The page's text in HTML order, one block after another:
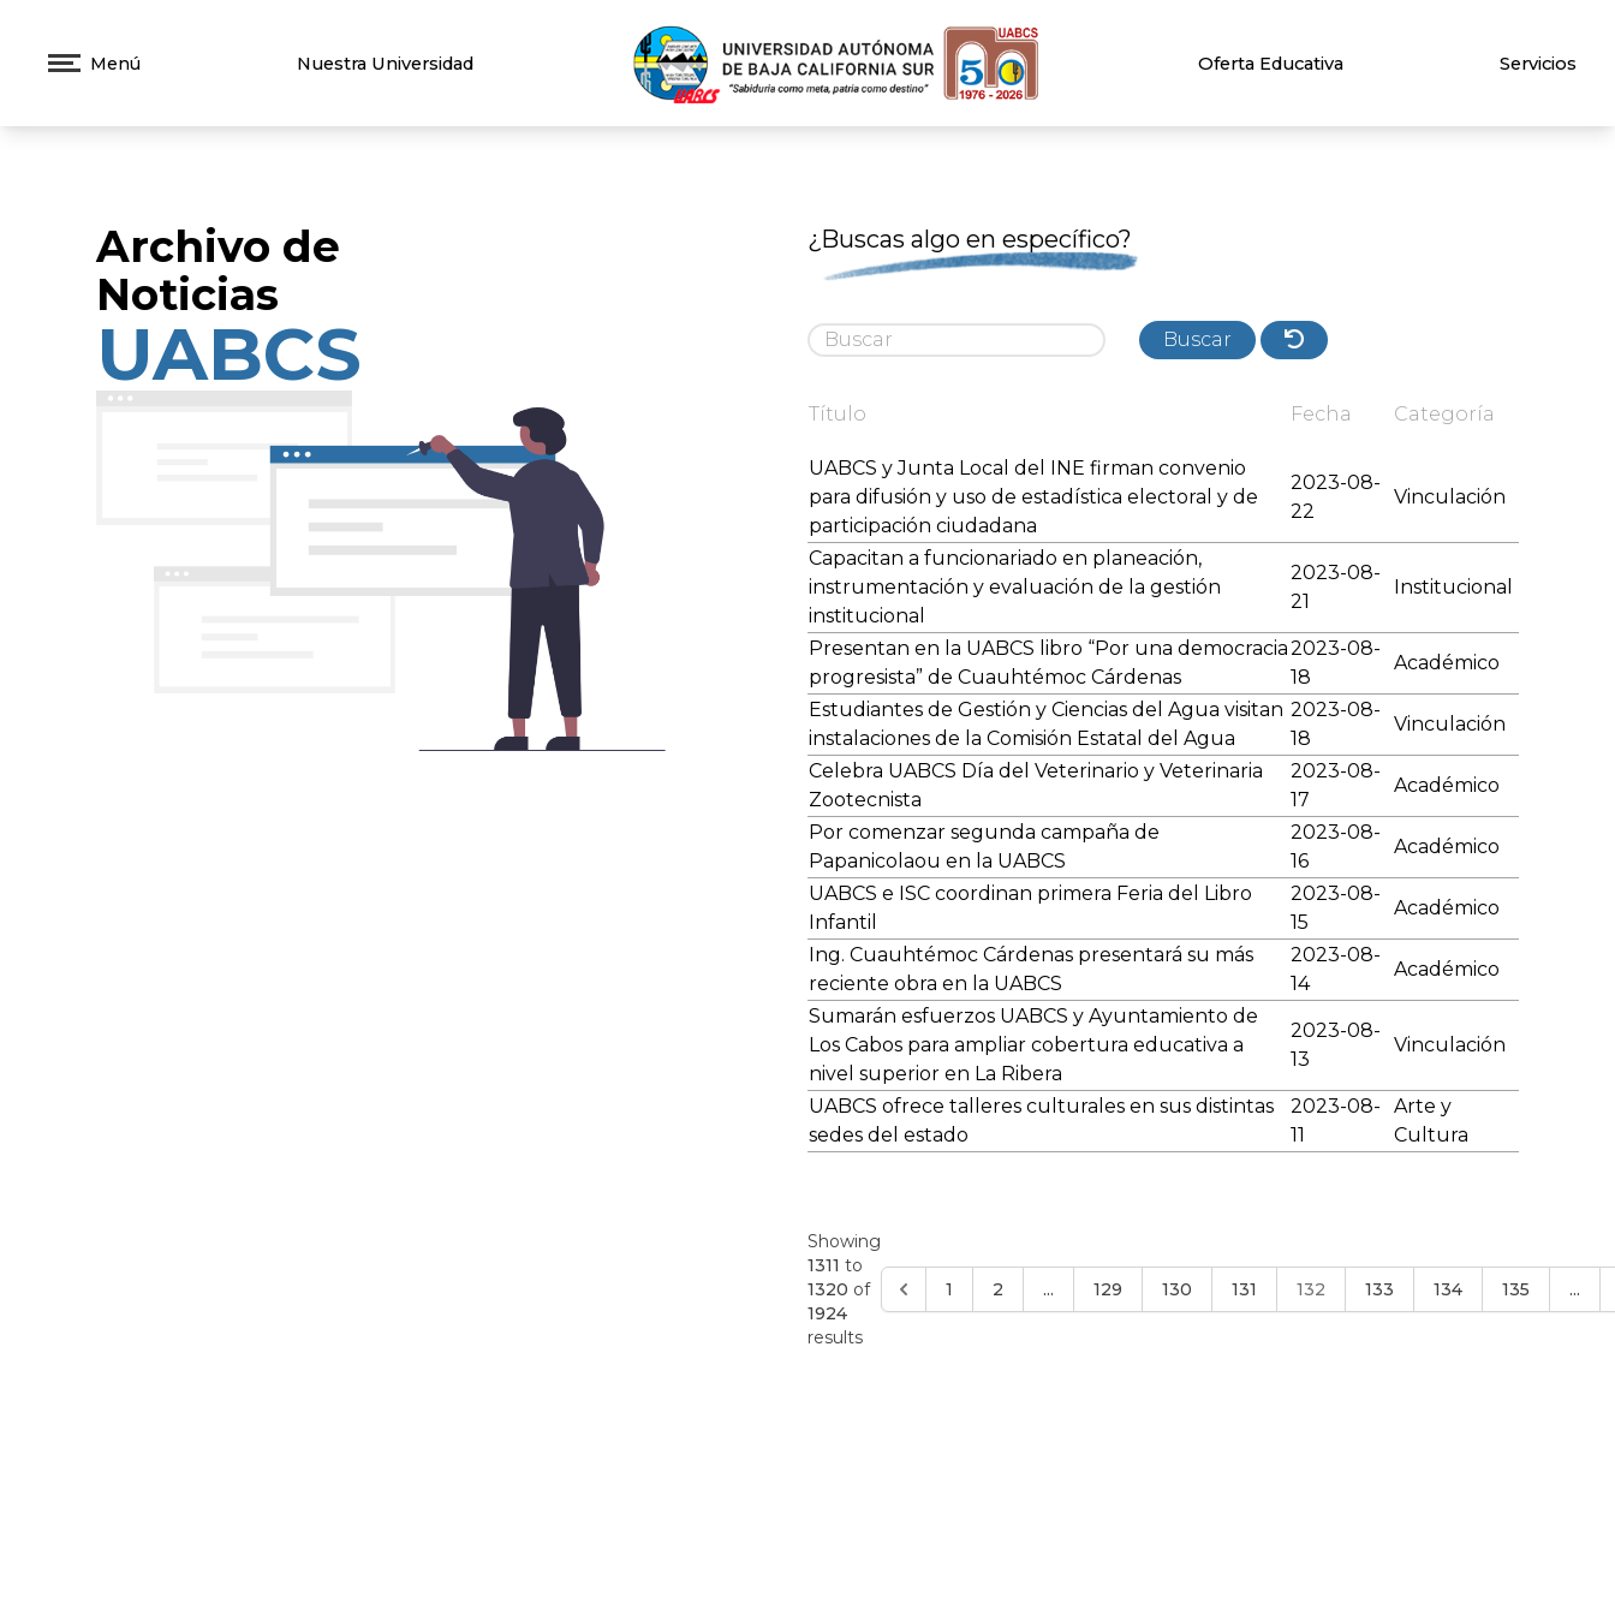
Menú Nuestra Universidad Oferta Educativa Servicios
Archivo de
Noticias
UABCS
¿Buscas algo en específico?
Buscar
Título Fecha Categoría
UABCS y Junta Local del INE firman convenio
para difusión y uso de estadística electoral y de
participación ciudadana
2023-08-
22
Vinculación
Capacitan a funcionariado en planeación,
instrumentación y evaluación de la gestión
institucional
2023-08-
21
Institucional
Presentan en la UABCS libro “Por una democracia
progresista” de Cuauhtémoc Cárdenas
2023-08-
18
Académico
Estudiantes de Gestión y Ciencias del Agua visitan
instalaciones de la Comisión Estatal del Agua
2023-08-
18
Vinculación
Celebra UABCS Día del Veterinario y Veterinaria
Zootecnista
2023-08-
17
Académico
Por comenzar segunda campaña de
Papanicolaou en la UABCS
2023-08-
16
Académico
UABCS e ISC coordinan primera Feria del Libro
Infantil
2023-08-
15
Académico
Ing. Cuauhtémoc Cárdenas presentará su más
reciente obra en la UABCS
2023-08-
14
Académico
Sumarán esfuerzos UABCS y Ayuntamiento de
Los Cabos para ampliar cobertura educativa a
nivel superior en La Ribera
2023-08-
13
Vinculación
UABCS ofrece talleres culturales en sus distintas
sedes del estado
2023-08-
11
Arte y
Cultura
Showing
1311 to
1320 of
1924
results
1 2 ... 129 130 131 132 133 134 135 ...